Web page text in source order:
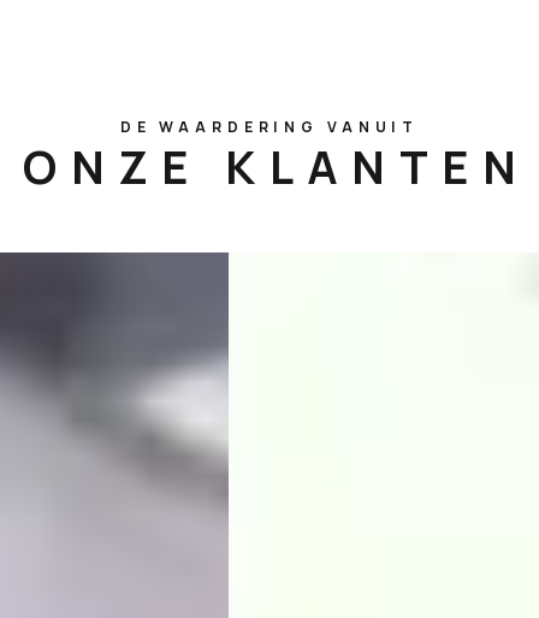
DE WAARDERING VANUIT
ONZE KLANTEN